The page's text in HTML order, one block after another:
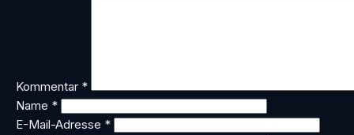
Kommentar *
Name *
E-Mail-Adresse *